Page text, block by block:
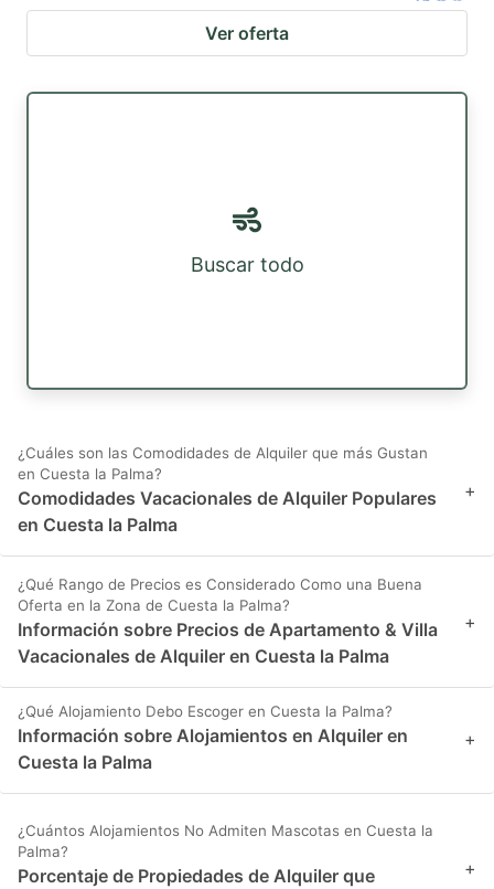
Ver oferta
Buscar todo
¿Cuáles son las Comodidades de Alquiler que más Gustan
en Cuesta la Palma?
Comodidades Vacacionales de Alquiler Populares
en Cuesta la Palma
+
¿Qué Rango de Precios es Considerado Como una Buena
Oferta en la Zona de Cuesta la Palma?
Información sobre Precios de Apartamento & Villa
Vacacionales de Alquiler en Cuesta la Palma
+
¿Qué Alojamiento Debo Escoger en Cuesta la Palma?
Información sobre Alojamientos en Alquiler en
Cuesta la Palma
+
¿Cuántos Alojamientos No Admiten Mascotas en Cuesta la
Palma?
Porcentaje de Propiedades de Alquiler que
+